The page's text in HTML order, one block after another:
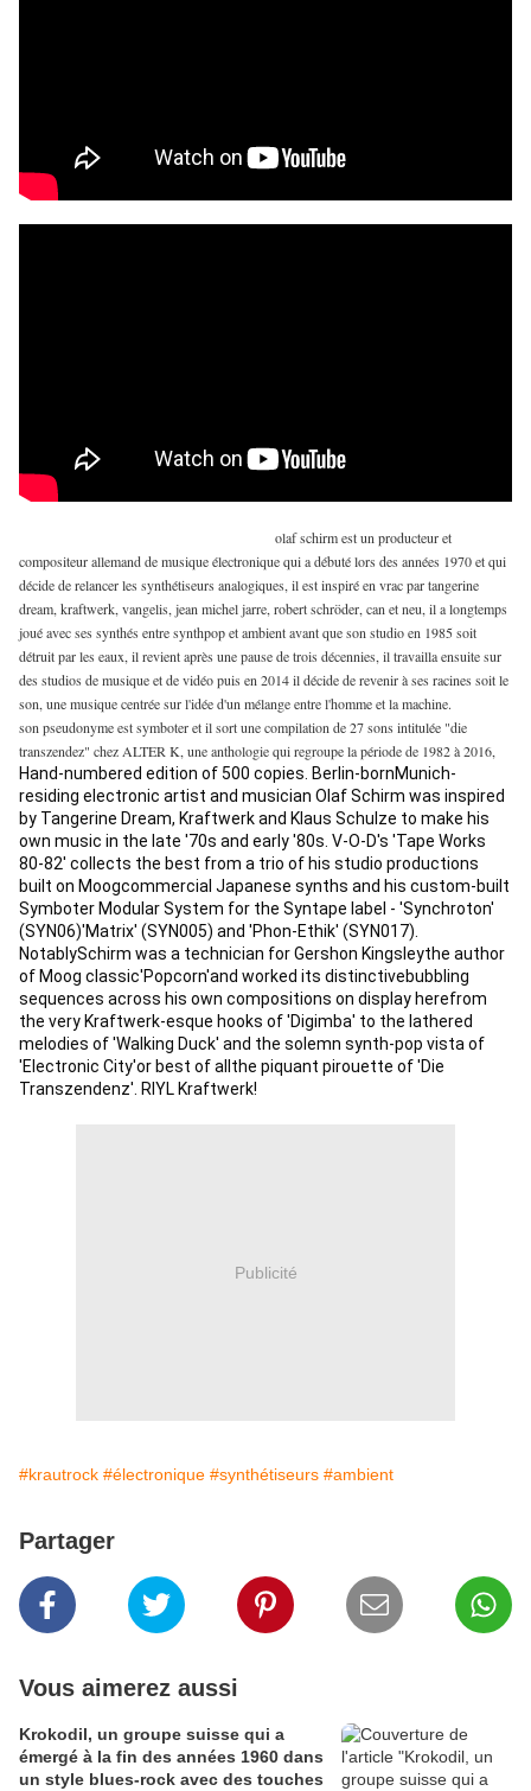
olaf schirm est un producteur et
compositeur allemand de musique électronique qui a débuté lors des années 1970 et qui
décide de relancer les synthétiseurs analogiques, il est inspiré en vrac par tangerine
dream, kraftwerk, vangelis, jean michel jarre, robert schröder, can et neu, il a longtemps
joué avec ses synthés entre synthpop et ambient avant que son studio en 1985 soit
détruit par les eaux, il revient après une pause de trois décennies, il travailla ensuite sur
des studios de musique et de vidéo puis en 2014 il décide de revenir à ses racines soit le
son, une musique centrée sur l'idée d'un mélange entre l'homme et la machine.
son pseudonyme est symboter et il sort une compilation de 27 sons intitulée "die
transzendez" chez ALTER K, une anthologie qui regroupe la période de 1982 à 2016,
Hand-numbered edition of 500 copies. Berlin-bornMunich-
residing electronic artist and musician Olaf Schirm was inspired
by Tangerine Dream, Kraftwerk and Klaus Schulze to make his
own music in the late '70s and early '80s. V-O-D's 'Tape Works
80-82' collects the best from a trio of his studio productions
built on Moogcommercial Japanese synths and his custom-built
Symboter Modular System for the Syntape label - 'Synchroton'
(SYN06)'Matrix' (SYN005) and 'Phon-Ethik' (SYN017).
NotablySchirm was a technician for Gershon Kingsleythe author
of Moog classic'Popcorn'and worked its distinctivebubbling
sequences across his own compositions on display herefrom
the very Kraftwerk-esque hooks of 'Digimba' to the lathered
melodies of 'Walking Duck' and the solemn synth-pop vista of
'Electronic City'or best of allthe piquant pirouette of 'Die
Transzendenz'. RIYL Kraftwerk!
Publicité
#krautrock #électronique #synthétiseurs #ambient
Partager
Vous aimerez aussi
Krokodil, un groupe suisse qui a
émergé à la fin des années 1960 dans
un style blues-rock avec des touches